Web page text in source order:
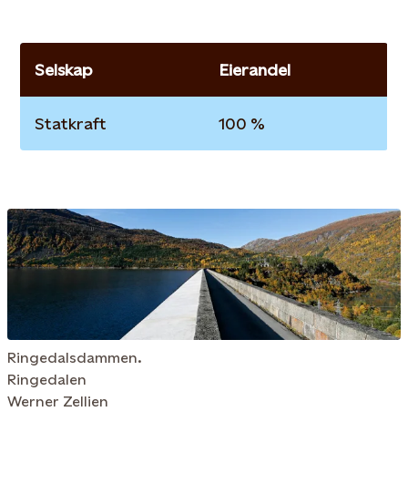
Selskap Eierandel
Statkraft 100 %
Ringedalsdammen.
Ringedalen
Werner Zellien